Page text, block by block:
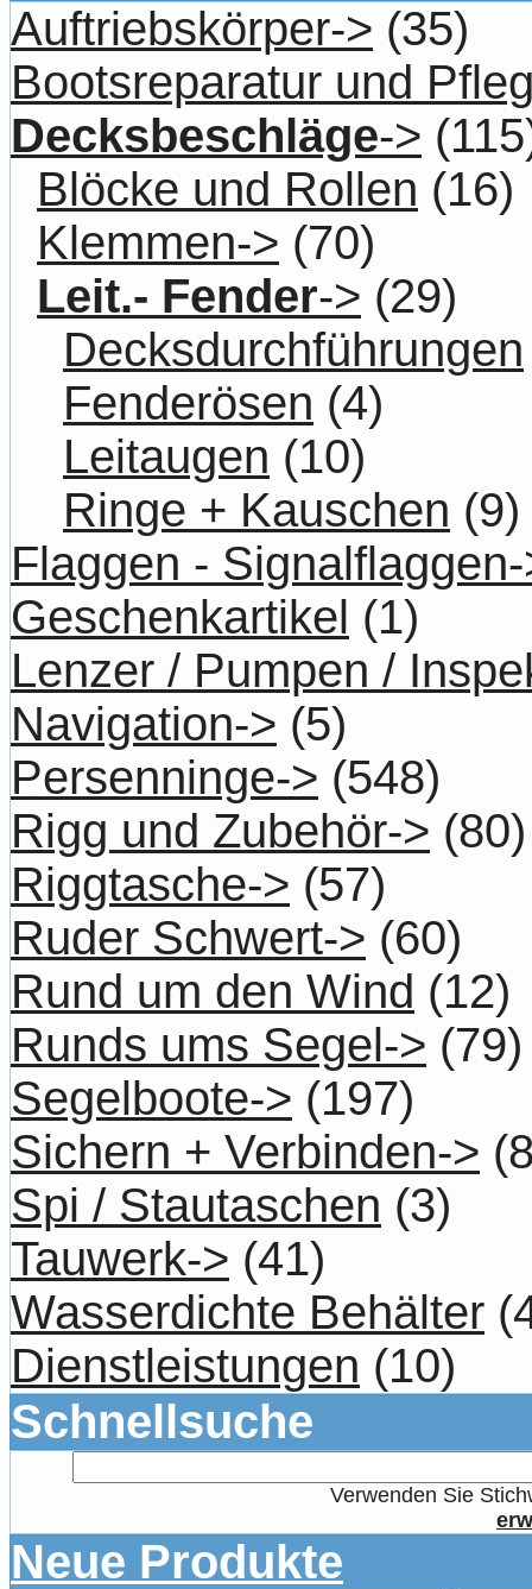
Auftriebskörper-> (35)
Bootsreparatur und
Decksbeschläge->
Blöcke und Rollen (16)
Klemmen-> (70)
Leit.- Fender-> (29)
Decksdurchführungen
Fenderösen (4)
Leitaugen (10)
Ringe + Kauschen (9)
Flaggen -
Geschenkartikel (1)
Lenzer / Pumpen /
Navigation-> (5)
Persenninge-> (548)
Rigg und Zubehör-> (80)
Riggtasche-> (57)
Ruder Schwert-> (60)
Rund um den Wind (12)
Runds ums Segel-> (79)
Segelboote-> (197)
Sichern + Verbinden->
Spi / Stautaschen (3)
Tauwerk-> (41)
Wasserdichte Behälter
Dienstleistungen (10)
Schnellsuche
Verwenden Sie
Neue Produkte